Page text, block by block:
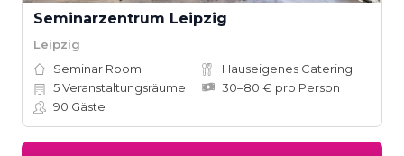
Seminarzentrum Leipzig
Leipzig
Seminar Room
Hauseigenes Catering
5Veranstaltungsräume
30–80 € pro Person
90 Gäste